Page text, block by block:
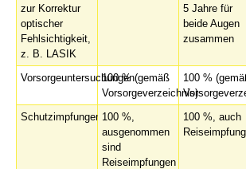
zur Korrektur
optischer
Fehlsichtigkeit,
z. B. LASIK
5 Jahre für
beide Augen
zusammen
Vorsorgeuntersuchungen100 % (gemäß
Vorsorgeverzeichnis)
100 %
Schutzimpfungen 100 %,
ausgenommen
sind
Reiseimpfungen
100 %, auch